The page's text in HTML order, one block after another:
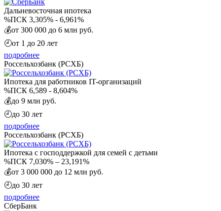
Дальневосточная ипотека
%ПСК 3,305% - 6,961%
💰от 300 000 до 6 млн руб.
🕘от 1 до 20 лет
подробнее
Россельхозбанк (РСХБ)
Ипотека для работников IT-организаций
%ПСК 6,589 - 8,604%
💰до 9 млн руб.
🕘до 30 лет
подробнее
Россельхозбанк (РСХБ)
Ипотека с господдержкой для семей с детьми
%ПСК 7,030% – 23,191%
💰от 3 000 000 до 12 млн руб.
🕘до 30 лет
подробнее
СберБанк